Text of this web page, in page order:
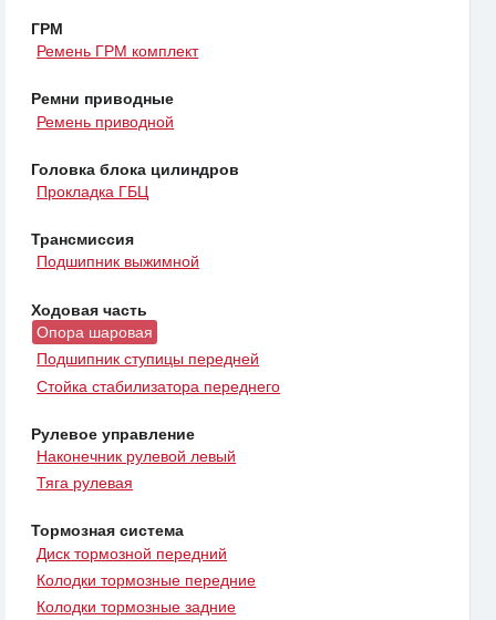
ГРМ
Ремень ГРМ комплект
Ремни приводные
Ремень приводной
Головка блока цилиндров
Прокладка ГБЦ
Трансмиссия
Подшипник выжимной
Ходовая часть
Опора шаровая
Подшипник ступицы передней
Стойка стабилизатора переднего
Рулевое управление
Наконечник рулевой левый
Тяга рулевая
Тормозная система
Диск тормозной передний
Колодки тормозные передние
Колодки тормозные задние